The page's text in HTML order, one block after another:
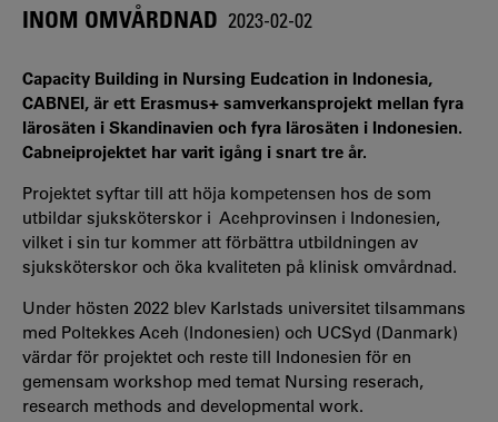
INOM OMVÅRDNAD 2023-02-02
Capacity Building in Nursing Eudcation in Indonesia,
CABNEI, är ett Erasmus+ samverkansprojekt mellan fyra
lärosäten i Skandinavien och fyra lärosäten i Indonesien.
Cabneiprojektet har varit igång i snart tre år.
Projektet syftar till att höja kompetensen hos de som
utbildar sjuksköterskor i Acehprovinsen i Indonesien,
vilket i sin tur kommer att förbättra utbildningen av
sjuksköterskor och öka kvaliteten på klinisk omvårdnad.
Under hösten 2022 blev Karlstads universitet tilsammans
med Poltekkes Aceh (Indonesien) och UCSyd (Danmark)
värdar för projektet och reste till Indonesien för en
gemensam workshop med temat Nursing reserach,
research methods and developmental work.